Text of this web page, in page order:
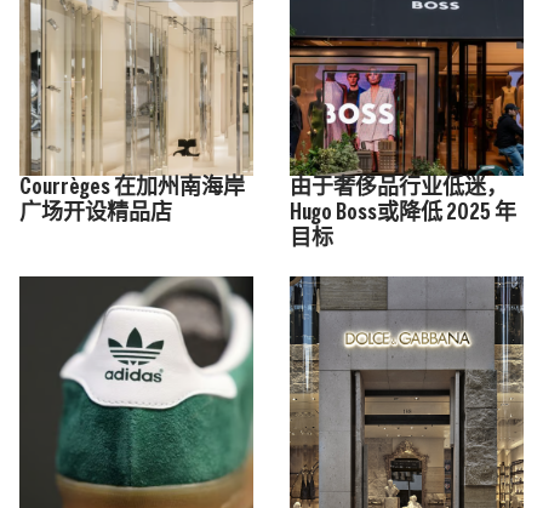
Courrèges 在加州南海岸
广场开设精品店
由于奢侈品行业低迷，
Hugo Boss或降低 2025 年
目标